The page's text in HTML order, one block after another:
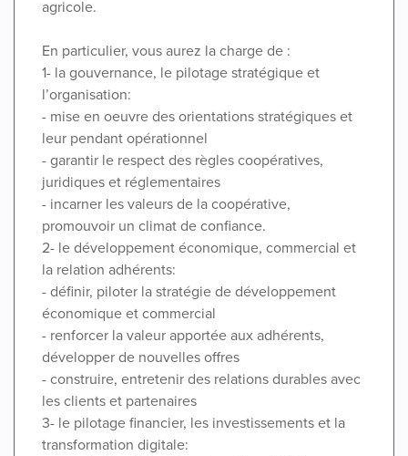
agricole.
En particulier, vous aurez la charge de :
1- la gouvernance, le pilotage stratégique et
l’organisation:
- mise en oeuvre des orientations stratégiques et
leur pendant opérationnel
- garantir le respect des règles coopératives,
juridiques et réglementaires
- incarner les valeurs de la coopérative,
promouvoir un climat de confiance.
2- le développement économique, commercial et
la relation adhérents:
- définir, piloter la stratégie de développement
économique et commercial
- renforcer la valeur apportée aux adhérents,
développer de nouvelles offres
- construire, entretenir des relations durables avec
les clients et partenaires
3- le pilotage financier, les investissements et la
transformation digitale: